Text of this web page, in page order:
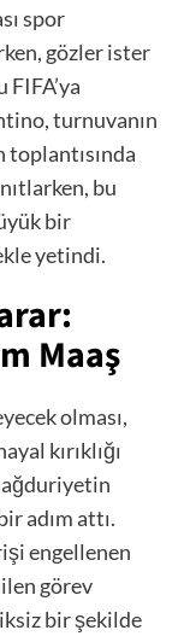
spor
gözler ister
turnuvanın
toplantısında
bu
bir
yetindi.
Maaş
olması,
kırıklığı
adım attı.
engellenen
görev
bir şekilde